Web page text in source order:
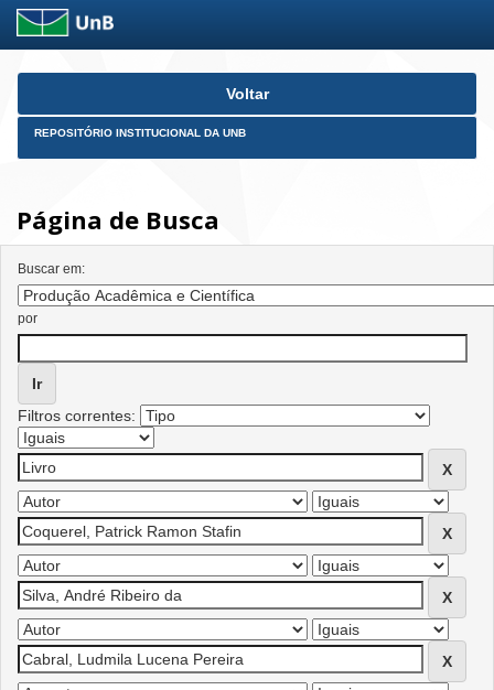
Skip
Voltar
REPOSITÓRIO INSTITUCIONAL DA UNB
Página de Busca
Buscar em:
por
Filtros correntes: